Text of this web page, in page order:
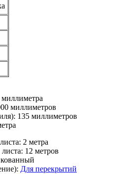
миллиметра
миллиметров
135 миллиметров
2 метра
12 метров
Для перекрытий